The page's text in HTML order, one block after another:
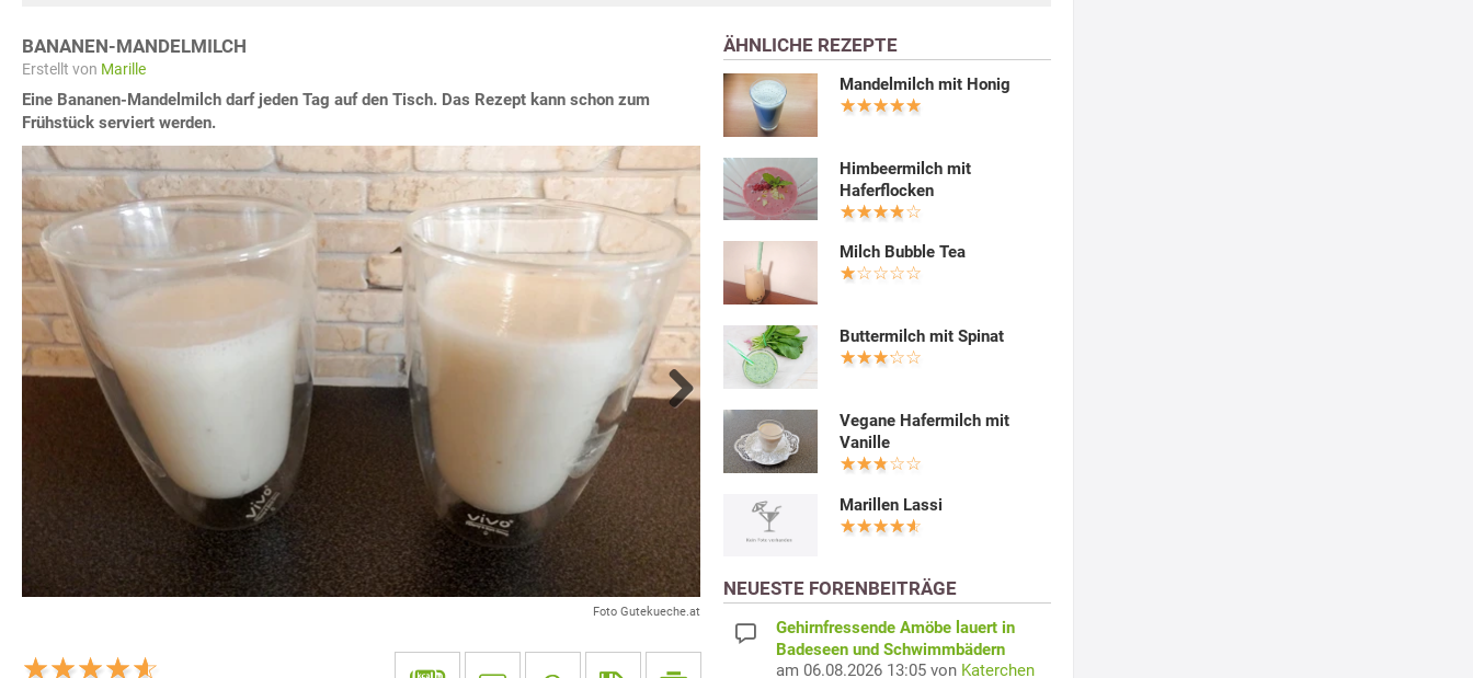
BANANEN-MANDELMILCH
Erstellt von Marille
Eine Bananen-Mandelmilch darf jeden Tag auf den Tisch. Das Rezept kann schon zum
Frühstück serviert werden.
Foto Gutekueche.at
ÄHNLICHE REZEPTE
Mandelmilch mit Honig
Himbeermilch mit
Haferflocken
Milch Bubble Tea
Buttermilch mit Spinat
Vegane Hafermilch mit
Vanille
Marillen Lassi
NEUESTE FORENBEITRÄGE
Gehirnfressende Amöbe lauert in
Badeseen und Schwimmbädern
am 06.08.2026 13:05 von Katerchen